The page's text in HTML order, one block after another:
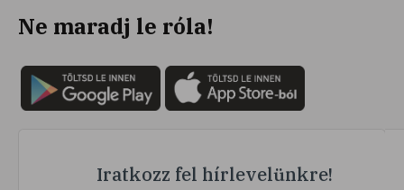
Ne maradj le róla!
Iratkozz fel hírlevelünkre!